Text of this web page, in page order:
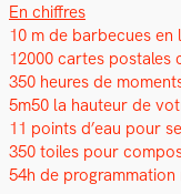
En chiffres
10 m de bar­be­cues en
12000 cartes postales
350 heures de
5m50 la hau­teur de
11 points d’eau pour
350 toiles pour
54h de